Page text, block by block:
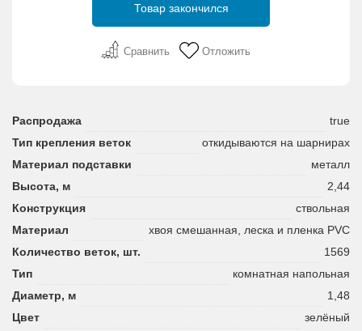
Товар закончился
Сравнить Отложить
Распродажа
true
Тип крепления веток
откидываются на шарнирах
Материал подставки
металл
Высота, м
2,44
Конструкция
ствольная
Материал
хвоя смешанная, леска и пленка PVC
Количество веток, шт.
1569
Тип
комнатная напольная
Диаметр, м
1,48
Цвет
зелёный